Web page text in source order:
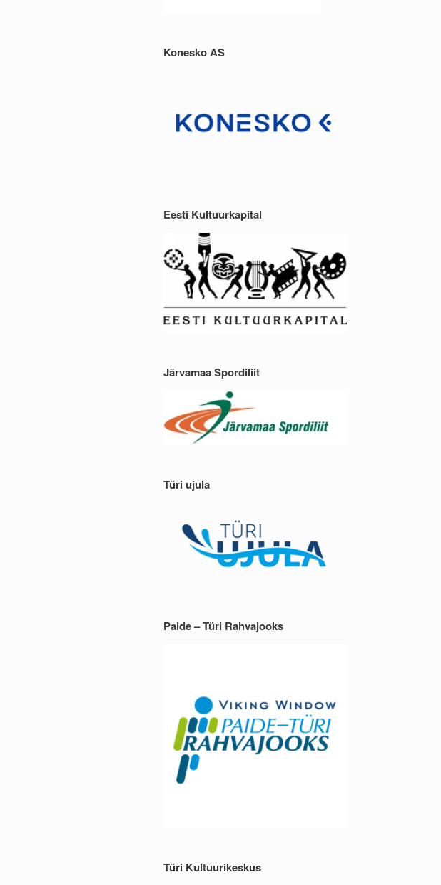
Konesko AS
Eesti Kultuurkapital
Järvamaa Spordiliit
Türi ujula
Paide – Türi Rahvajooks
Türi Kultuurikeskus